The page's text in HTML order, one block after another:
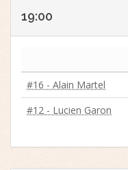
19:00
#16 - Alain Martel
#12 - Lucien Garon